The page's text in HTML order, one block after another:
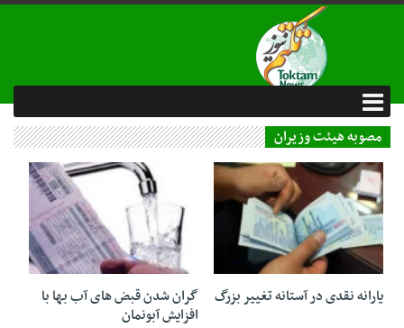
مصوبه هیئت وزیران
28 مهر 1404
یارانه نقدی در آستانه تغییر بزرگ
04 بهمن 1403
گران شدن قبض های آب بها با
افزایش آبونمان